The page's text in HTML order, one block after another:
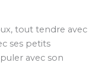
tout tendre avec
ses petits
avec son